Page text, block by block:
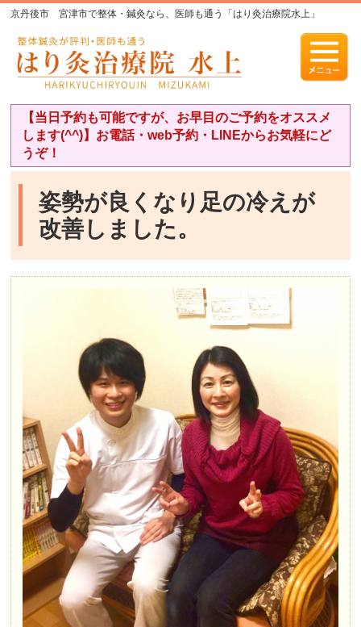
京丹後市 宮津市で整体・鍼灸なら、医師も通う「はり灸治療院水上」
【当日予約も可能ですが、お早目のご予約をオススメ
します(^^)】お電話・web予約・LINEからお気軽にど
うぞ！
姿勢が良くなり足の冷えが
改善しました。